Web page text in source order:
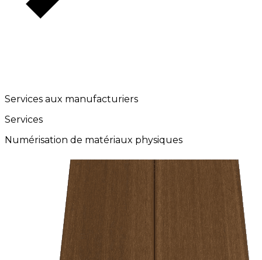
Services aux manufacturiers
Services
Numérisation de matériaux physiques